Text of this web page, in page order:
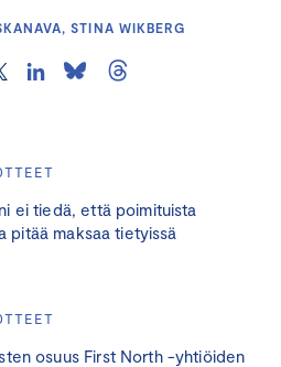
ei tiedä, että poimituista
pitää maksaa tietyissä
osuus First North -yhtiöiden
STINA WIKBERG